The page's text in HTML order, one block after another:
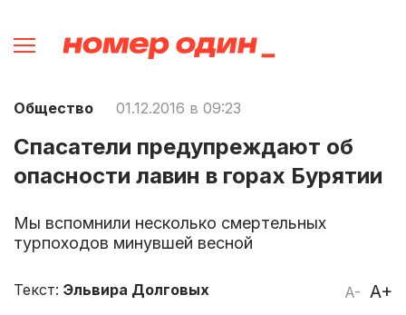
Общество 01.12.2016 в 09:23
Спасатели предупреждают об
опасности лавин в горах Бурятии
Мы вспомнили несколько смертельных
турпоходов минувшей весной
A- A+
Текст: Эльвира Долговых